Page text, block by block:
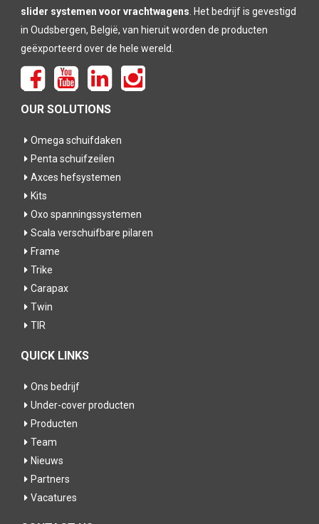
slider systemen voor vrachtwagens. Het bedrijf is gevestigd
in Oudsbergen, België, van hieruit worden de producten
geëxporteerd over de hele wereld.
OUR SOLUTIONS
Omega schuifdaken
Penta schuifzeilen
Axces hefsystemen
Kits
Oxo spanningssystemen
Scala verschuifbare pilaren
Frame
Trike
Carapax
Twin
TIR
QUICK LINKS
Ons bedrijf
Under-cover producten
Producten
Team
Nieuws
Partners
Vacatures